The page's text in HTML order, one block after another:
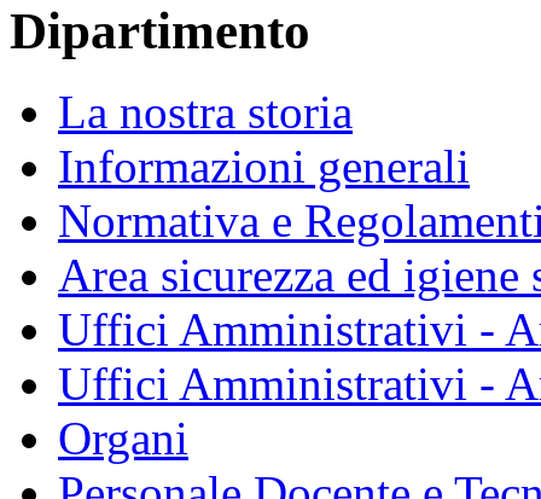
Dipartimento
La nostra storia
Informazioni generali
Normativa e
Area sicurezza ed igiene
Uffici Amministrativi -
Uffici Amministrativi -
Organi